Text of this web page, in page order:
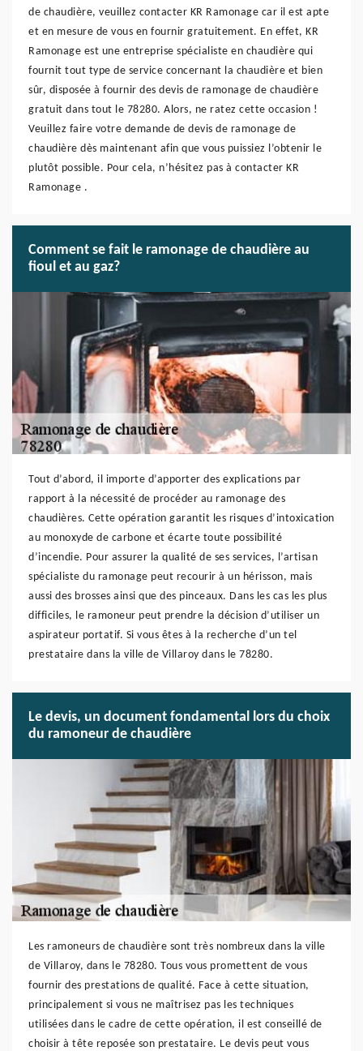
de chaudière, veuillez contacter KR Ramonage car il est apte
et en mesure de vous en fournir gratuitement. En effet, KR
Ramonage est une entreprise spécialiste en chaudière qui
fournit tout type de service concernant la chaudière et bien
sûr, disposée à fournir des devis de ramonage de chaudière
gratuit dans tout le 78280. Alors, ne ratez cette occasion !
Veuillez faire votre demande de devis de ramonage de
chaudière dès maintenant afin que vous puissiez l’obtenir le
plutôt possible. Pour cela, n’hésitez pas à contacter KR
Ramonage .
Comment se fait le ramonage de chaudière au
fioul et au gaz?
Tout d’abord, il importe d’apporter des explications par
rapport à la nécessité de procéder au ramonage des
chaudières. Cette opération garantit les risques d’intoxication
au monoxyde de carbone et écarte toute possibilité
d’incendie. Pour assurer la qualité de ses services, l’artisan
spécialiste du ramonage peut recourir à un hérisson, mais
aussi des brosses ainsi que des pinceaux. Dans les cas les plus
difficiles, le ramoneur peut prendre la décision d’utiliser un
aspirateur portatif. Si vous êtes à la recherche d’un tel
prestataire dans la ville de Villaroy dans le 78280.
Le devis, un document fondamental lors du choix
du ramoneur de chaudière
Les ramoneurs de chaudière sont très nombreux dans la ville
de Villaroy, dans le 78280. Tous vous promettent de vous
fournir des prestations de qualité. Face à cette situation,
principalement si vous ne maîtrisez pas les techniques
utilisées dans le cadre de cette opération, il est conseillé de
choisir à tête reposée son prestataire. Le devis peut vous